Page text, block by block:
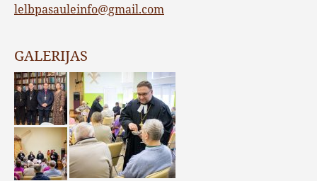
lelbpasauleinfo@gmail.com
GALERIJAS